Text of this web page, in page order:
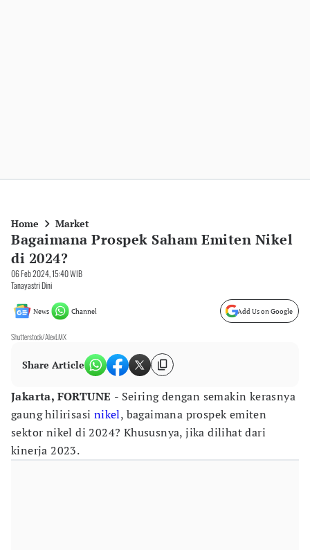
Home Market
Bagaimana Prospek Saham Emiten Nikel
di 2024?
06 Feb 2024, 15:40 WIB
Tanayastri Dini
News Channel Add Us on Google
Shutterstock/AlexLMX
Share Article
Jakarta, FORTUNE - Seiring dengan semakin kerasnya
gaung hilirisasi nikel, bagaimana prospek emiten
sektor nikel di 2024? Khususnya, jika dilihat dari
kinerja 2023.